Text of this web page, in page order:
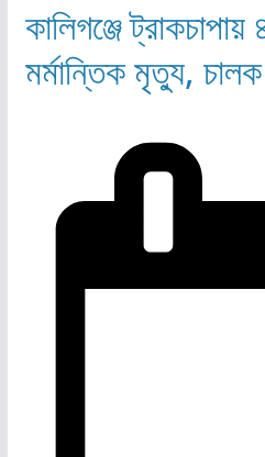
কালিগঞ্জে
মর্মান্তিক মৃত্যু,